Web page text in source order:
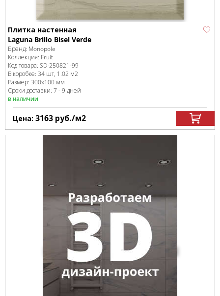
Плитка настенная
Laguna Brillo Bisel Verde
Бренд: Monopole
Коллекция: Fruit
Код товара: SD-250821-99
В коробке: 34 шт, 1.02 м2
Размер: 300x100 мм
Сроки доставки: 7 - 9 дней
в наличии
Цена: 3163 руб./м2